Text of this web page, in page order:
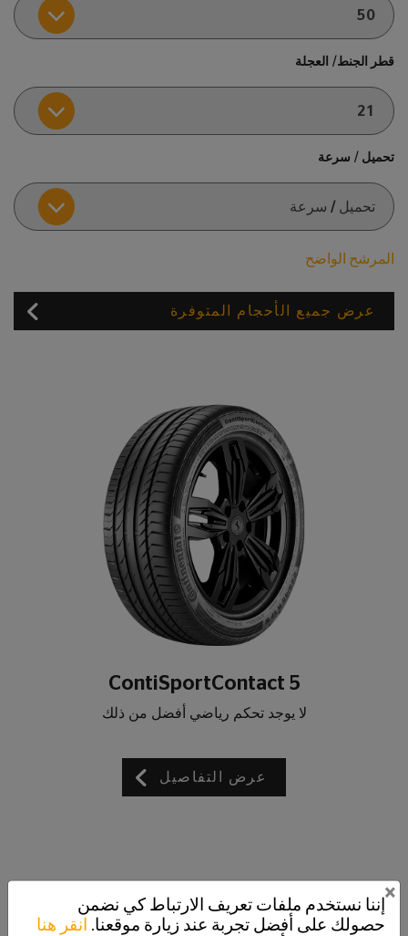
قطر الجنط/ العجلة
تحميل / سرعة
المرشح الواضح
عرض جميع الأحجام المتوفرة
ContiSportContact 5
لا يوجد تحكم رياضي أفضل من ذلك
عرض التفاصيل
إننا نستخدم ملفات تعريف الارتباط كي نضمن
حصولك على أفضل تجربة عند زيارة موقعنا. انقر هنا
×